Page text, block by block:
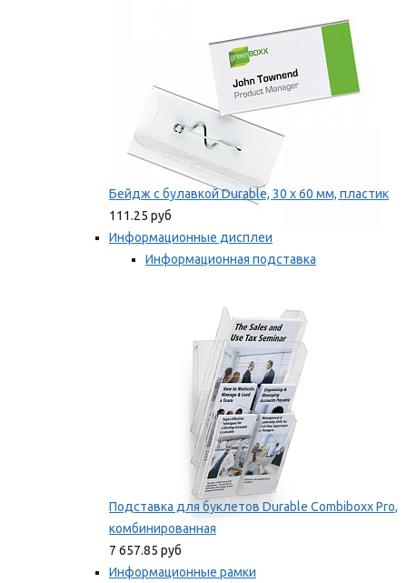
Бейдж с булавкой Durable, 30 х 60 мм, пластик
111.25 руб
Информационные дисплеи
Информационная подставка
Подставка для буклетов Durable Combiboxx Pro,
комбинированная
7 657.85 руб
Информационные рамки